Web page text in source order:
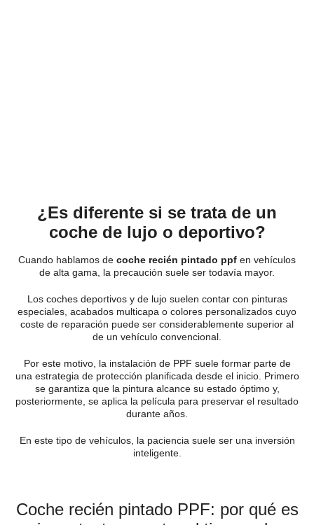
¿Es diferente si se trata de un
coche de lujo o deportivo?
Cuando hablamos de coche recién pintado ppf en vehículos
de alta gama, la precaución suele ser todavía mayor.
Los coches deportivos y de lujo suelen contar con pinturas
especiales, acabados multicapa o colores personalizados cuyo
coste de reparación puede ser considerablemente superior al
de un vehículo convencional.
Por este motivo, la instalación de PPF suele formar parte de
una estrategia de protección planificada desde el inicio. Primero
se garantiza que la pintura alcance su estado óptimo y,
posteriormente, se aplica la película para preservar el resultado
durante años.
En este tipo de vehículos, la paciencia suele ser una inversión
inteligente.
Coche recién pintado PPF: por qué es